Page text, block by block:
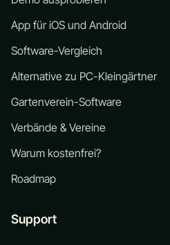
App für iOS und Android
Software-Vergleich
Alternative zu PC-Kleingärtner
Gartenverein-Software
Verbände & Vereine
Warum kostenfrei?
Roadmap
Support